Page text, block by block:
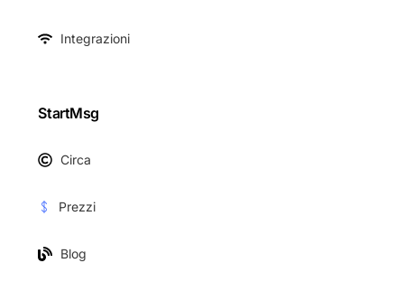
Integrazioni
StartMsg
Circa
Prezzi
Blog